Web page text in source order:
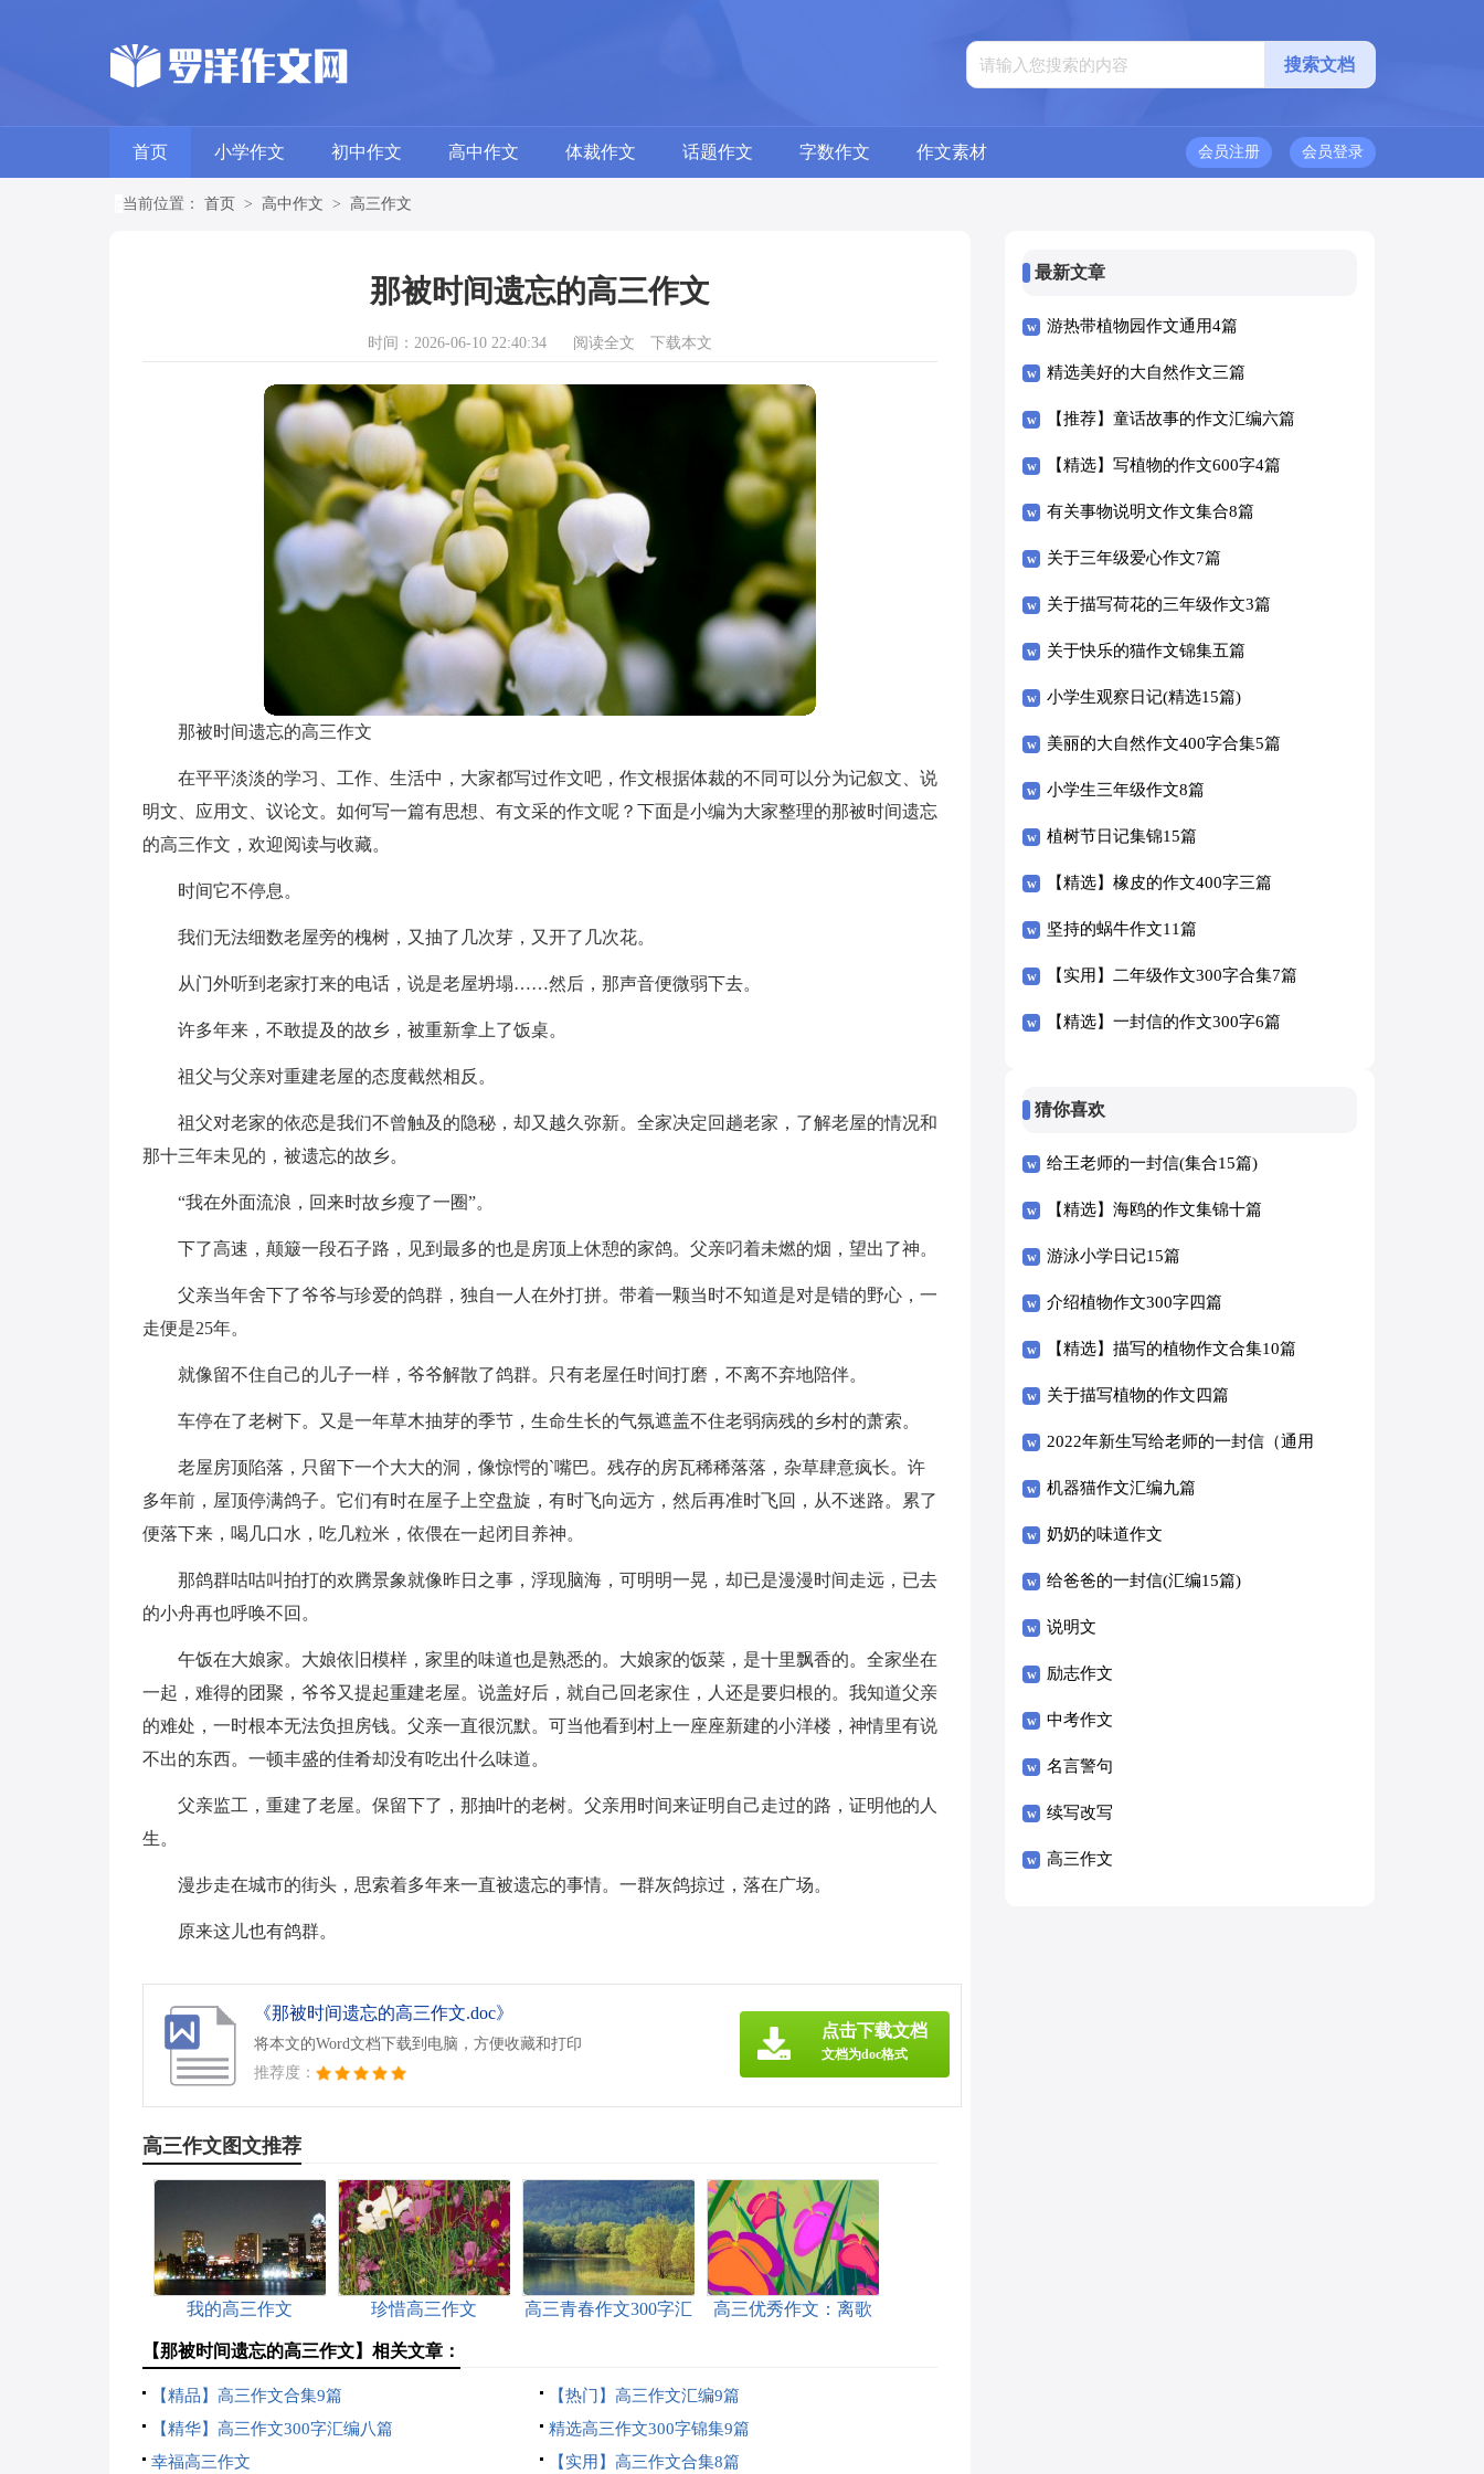
首页 小学作文 初中作文 高中作文 体裁作文 话题作文 字数作文 作文素材 会员登录
会员注册
当前位置： 首页 > 高中作文 > 高三作文
那被时间遗忘的高三作文
时间：2026-06-10 22:40:34 阅读全文 下载本文
那被时间遗忘的高三作文
在平平淡淡的学习、工作、生活中，大家都写过作文吧，作文根据体裁的不同可以分为记叙文、说
明文、应用文、议论文。如何写一篇有思想、有文采的作文呢？下面是小编为大家整理的那被时间遗忘
的高三作文，欢迎阅读与收藏。
时间它不停息。
我们无法细数老屋旁的槐树，又抽了几次芽，又开了几次花。
从门外听到老家打来的电话，说是老屋坍塌……然后，那声音便微弱下去。
许多年来，不敢提及的故乡，被重新拿上了饭桌。
祖父与父亲对重建老屋的态度截然相反。
祖父对老家的依恋是我们不曾触及的隐秘，却又越久弥新。全家决定回趟老家，了解老屋的情况和
那十三年未见的，被遗忘的故乡。
“我在外面流浪，回来时故乡瘦了一圈”。
下了高速，颠簸一段石子路，见到最多的也是房顶上休憩的家鸽。父亲叼着未燃的烟，望出了神。
父亲当年舍下了爷爷与珍爱的鸽群，独自一人在外打拼。带着一颗当时不知道是对是错的野心，一
走便是25年。
就像留不住自己的儿子一样，爷爷解散了鸽群。只有老屋任时间打磨，不离不弃地陪伴。
车停在了老树下。又是一年草木抽芽的季节，生命生长的气氛遮盖不住老弱病残的乡村的萧索。
老屋房顶陷落，只留下一个大大的洞，像惊愕的`嘴巴。残存的房瓦稀稀落落，杂草肆意疯长。许
多年前，屋顶停满鸽子。它们有时在屋子上空盘旋，有时飞向远方，然后再准时飞回，从不迷路。累了
便落下来，喝几口水，吃几粒米，依偎在一起闭目养神。
那鸽群咕咕叫拍打的欢腾景象就像昨日之事，浮现脑海，可明明一晃，却已是漫漫时间走远，已去
的小舟再也呼唤不回。
午饭在大娘家。大娘依旧模样，家里的味道也是熟悉的。大娘家的饭菜，是十里飘香的。全家坐在
一起，难得的团聚，爷爷又提起重建老屋。说盖好后，就自己回老家住，人还是要归根的。我知道父亲
的难处，一时根本无法负担房钱。父亲一直很沉默。可当他看到村上一座座新建的小洋楼，神情里有说
不出的东西。一顿丰盛的佳肴却没有吃出什么味道。
父亲监工，重建了老屋。保留下了，那抽叶的老树。父亲用时间来证明自己走过的路，证明他的人
生。
漫步走在城市的街头，思索着多年来一直被遗忘的事情。一群灰鸽掠过，落在广场。
原来这儿也有鸽群。
《那被时间遗忘的高三作文.doc》
将本文的Word文档下载到电脑，方便收藏和打印
推荐度：
点击下载文档
文档为doc格式
高三作文图文推荐
我的高三作文 珍惜高三作文
高三青春作文300字汇
高三优秀作文：离歌
【那被时间遗忘的高三作文】相关文章：
【精品】高三作文合集9篇
【热门】高三作文汇编9篇
【精华】高三作文300字汇编八篇
精选高三作文300字锦集9篇
幸福高三作文
【实用】高三作文合集8篇
最新文章
游热带植物园作文通用4篇
精选美好的大自然作文三篇
【推荐】童话故事的作文汇编六篇
【精选】写植物的作文600字4篇
有关事物说明文作文集合8篇
关于三年级爱心作文7篇
关于描写荷花的三年级作文3篇
关于快乐的猫作文锦集五篇
小学生观察日记(精选15篇)
美丽的大自然作文400字合集5篇
小学生三年级作文8篇
植树节日记集锦15篇
【精选】橡皮的作文400字三篇
坚持的蜗牛作文11篇
【实用】二年级作文300字合集7篇
【精选】一封信的作文300字6篇
猜你喜欢
给王老师的一封信(集合15篇)
【精选】海鸥的作文集锦十篇
游泳小学日记15篇
介绍植物作文300字四篇
【精选】描写的植物作文合集10篇
关于描写植物的作文四篇
2022年新生写给老师的一封信（通用
8篇）
机器猫作文汇编九篇
奶奶的味道作文
给爸爸的一封信(汇编15篇)
说明文
励志作文
中考作文
名言警句
续写改写
高三作文